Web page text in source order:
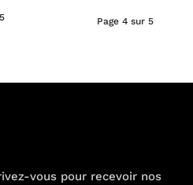
5 Page 4 sur 5
vous pour recevoir nos